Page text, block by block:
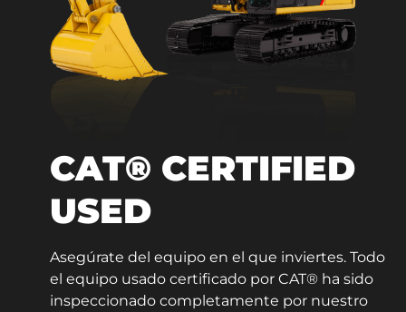
CAT® CERTIFIED
USED
Asegúrate del equipo en el que inviertes. Todo
el equipo usado certificado por CAT® ha sido
inspeccionado completamente por nuestro